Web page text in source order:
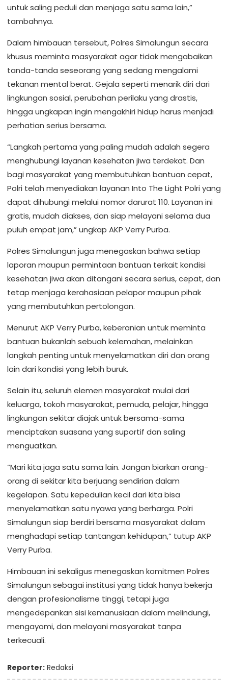
untuk saling peduli dan menjaga satu sama lain,”
tambahnya.
Dalam himbauan tersebut, Polres Simalungun secara
khusus meminta masyarakat agar tidak mengabaikan
tanda-tanda seseorang yang sedang mengalami
tekanan mental berat. Gejala seperti menarik diri dari
lingkungan sosial, perubahan perilaku yang drastis,
hingga ungkapan ingin mengakhiri hidup harus menjadi
perhatian serius bersama.
“Langkah pertama yang paling mudah adalah segera
menghubungi layanan kesehatan jiwa terdekat. Dan
bagi masyarakat yang membutuhkan bantuan cepat,
Polri telah menyediakan layanan Into The Light Polri yang
dapat dihubungi melalui nomor darurat 110. Layanan ini
gratis, mudah diakses, dan siap melayani selama dua
puluh empat jam,” ungkap AKP Verry Purba.
Polres Simalungun juga menegaskan bahwa setiap
laporan maupun permintaan bantuan terkait kondisi
kesehatan jiwa akan ditangani secara serius, cepat, dan
tetap menjaga kerahasiaan pelapor maupun pihak
yang membutuhkan pertolongan.
Menurut AKP Verry Purba, keberanian untuk meminta
bantuan bukanlah sebuah kelemahan, melainkan
langkah penting untuk menyelamatkan diri dan orang
lain dari kondisi yang lebih buruk.
Selain itu, seluruh elemen masyarakat mulai dari
keluarga, tokoh masyarakat, pemuda, pelajar, hingga
lingkungan sekitar diajak untuk bersama-sama
menciptakan suasana yang suportif dan saling
menguatkan.
“Mari kita jaga satu sama lain. Jangan biarkan orang-
orang di sekitar kita berjuang sendirian dalam
kegelapan. Satu kepedulian kecil dari kita bisa
menyelamatkan satu nyawa yang berharga. Polri
Simalungun siap berdiri bersama masyarakat dalam
menghadapi setiap tantangan kehidupan,” tutup AKP
Verry Purba.
Himbauan ini sekaligus menegaskan komitmen Polres
Simalungun sebagai institusi yang tidak hanya bekerja
dengan profesionalisme tinggi, tetapi juga
mengedepankan sisi kemanusiaan dalam melindungi,
mengayomi, dan melayani masyarakat tanpa
terkecuali.
Reporter: Redaksi